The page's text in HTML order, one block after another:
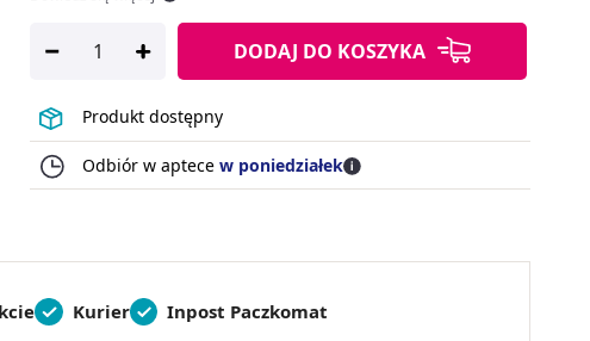
DODAJ DO KOSZYKA
Produkt dostępny
Odbiór w aptece w poniedziałek
Kurier Inpost Paczkomat